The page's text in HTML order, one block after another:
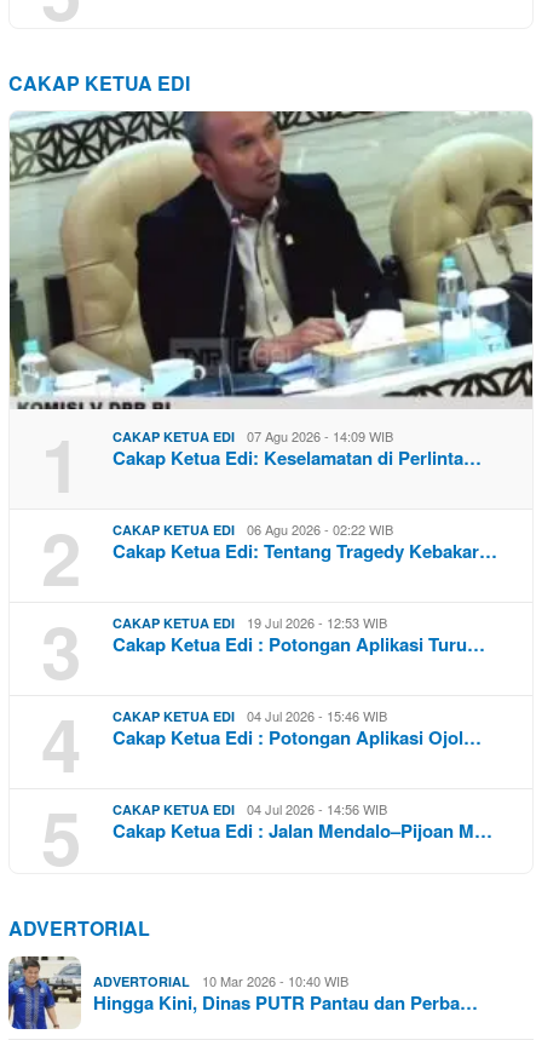
CAKAP KETUA EDI
1 CAKAP KETUA EDI 07 Agu 2026 - 14:09 WIB
Cakap Ketua Edi: Keselamatan di Perlinta…
2 CAKAP KETUA EDI 06 Agu 2026 - 02:22 WIB
Cakap Ketua Edi: Tentang Tragedy Kebakar…
3 CAKAP KETUA EDI 19 Jul 2026 - 12:53 WIB
Cakap Ketua Edi : Potongan Aplikasi Turu…
4 CAKAP KETUA EDI 04 Jul 2026 - 15:46 WIB
Cakap Ketua Edi : Potongan Aplikasi Ojol…
5 CAKAP KETUA EDI 04 Jul 2026 - 14:56 WIB
Cakap Ketua Edi : Jalan Mendalo–Pijoan M…
ADVERTORIAL
ADVERTORIAL 10 Mar 2026 - 10:40 WIB
Hingga Kini, Dinas PUTR Pantau dan Perba…